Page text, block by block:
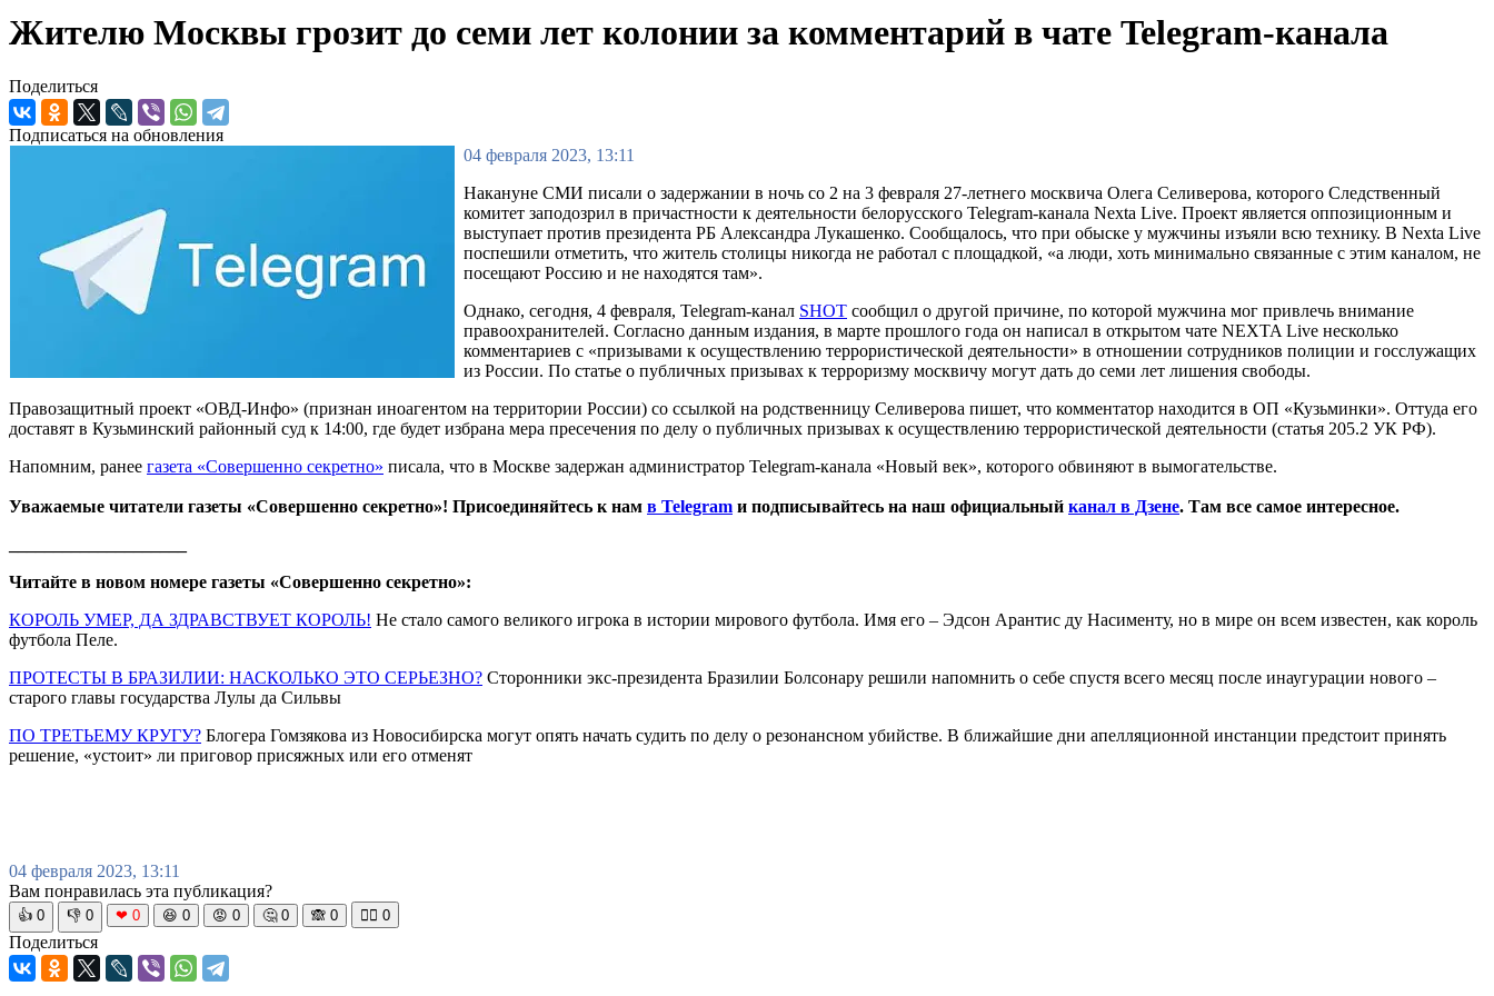
Жителю Москвы грозит до семи лет колонии за комментарий в чате Telegram-канала
Поделиться
Подписаться на обновления
04 февраля 2023, 13:11
Накануне СМИ писали о задержании в ночь со 2 на 3 февраля 27-летнего москвича Олега Селиверова, которого Следственный
комитет заподозрил в причастности к деятельности белорусского Telegram-канала Nexta Live. Проект является оппозиционным и
выступает против президента РБ Александра Лукашенко. Сообщалось, что при обыске у мужчины изъяли всю технику. В Nexta Live
поспешили отметить, что житель столицы никогда не работал с площадкой, «а люди, хоть минимально связанные с этим каналом, не
посещают Россию и не находятся там».
Однако, сегодня, 4 февраля, Telegram-канал SHOT сообщил о другой причине, по которой мужчина мог привлечь внимание
правоохранителей. Согласно данным издания, в марте прошлого года он написал в открытом чате NEXTA Live несколько
комментариев с «призывами к осуществлению террористической деятельности» в отношении сотрудников полиции и госслужащих
из России. По статье о публичных призывах к терроризму москвичу могут дать до семи лет лишения свободы.
Правозащитный проект «ОВД-Инфо» (признан иноагентом на территории России) со ссылкой на родственницу Селиверова пишет, что комментатор находится в ОП «Кузьминки». Оттуда его
доставят в Кузьминский районный суд к 14:00, где будет избрана мера пресечения по делу о публичных призывах к осуществлению террористической деятельности (статья 205.2 УК РФ).
Напомним, ранее газета «Совершенно секретно» писала, что в Москве задержан администратор Telegram-канала «Новый век», которого обвиняют в вымогательстве.
Уважаемые читатели газеты «Совершенно секретно»! Присоединяйтесь к нам в Telegram и подписывайтесь на наш официальный канал в Дзене. Там все самое интересное.
Читайте в новом номере газеты «Совершенно секретно»:
КОРОЛЬ УМЕР, ДА ЗДРАВСТВУЕТ КОРОЛЬ! Не стало самого великого игрока в истории мирового футбола. Имя его – Эдсон Арантис ду Насименту, но в мире он всем известен, как король
футбола Пеле.
ПРОТЕСТЫ В БРАЗИЛИИ: НАСКОЛЬКО ЭТО СЕРЬЕЗНО? Сторонники экс-президента Бразилии Болсонару решили напомнить о себе спустя всего месяц после инаугурации нового –
старого главы государства Лулы да Сильвы
ПО ТРЕТЬЕМУ КРУГУ? Блогера Гомзякова из Новосибирска могут опять начать судить по делу о резонансном убийстве. В ближайшие дни апелляционной инстанции предстоит принять
решение, «устоит» ли приговор присяжных или его отменят
04 февраля 2023, 13:11
Вам понравилась эта публикация?
👍 0 👎 0 ❤ 0 😆 0 😡 0 🤔 0 🙈 0 🧘‍♀️ 0
Поделиться